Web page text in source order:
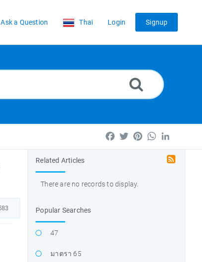
Ask a Question Thai Login Signup
Facebook
TwitterPinterestWhatsApp
Related Articles
There are no records to display.
Popular Searches
47
มาตรา 65